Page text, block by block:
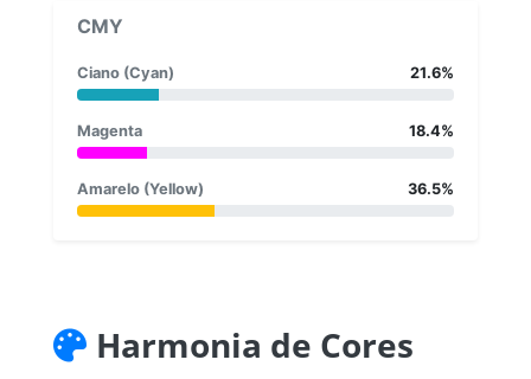
CMY
Ciano (Cyan) 21.6%
Magenta 18.4%
Amarelo (Yellow) 36.5%
Harmonia de Cores